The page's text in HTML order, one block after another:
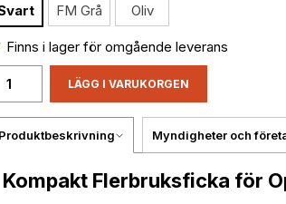
FM Grå Oliv
Finns i lager för omgående leverans
LÄGG I VARUKORGEN
Produktbeskrivning Myndigheter och
Kompakt Flerbruksficka för